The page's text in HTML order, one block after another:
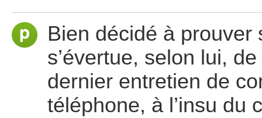
Bien décidé à
s’évertue, selon lui,
dernier entretien de
téléphone, à l’insu du